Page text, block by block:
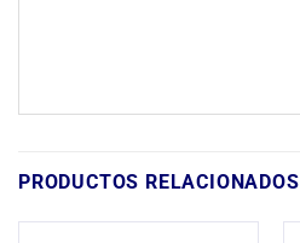
PRODUCTOS RELACIONADOS